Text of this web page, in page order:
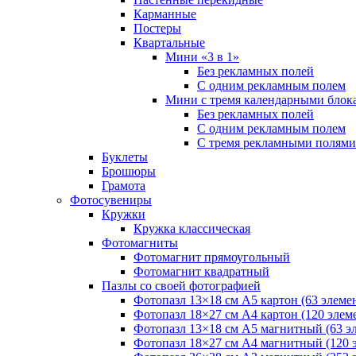
Карманные
Постеры
Квартальные
Мини «3 в 1»
Без рекламных полей
С одним рекламным полем
Мини с тремя календарными
Без рекламных полей
С одним рекламным полем
С тремя рекламными полями
Буклеты
Брошюры
Грамота
Фотосувениры
Кружки
Кружка классическая
Фотомагниты
Фотомагнит прямоугольный
Фотомагнит квадратный
Пазлы со своей фотографией
Фотопазл 13×18 см А5 картон (63
Фотопазл 18×27 см А4 картон (120
Фотопазл 13×18 см А5 магнитный (63
Фотопазл 18×27 см А4 магнитный (120